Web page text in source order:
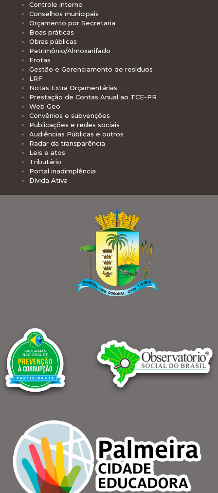
Controle interno
Conselhos municipais
Orçamento por Secretaria
Boas práticas
Obras públicas
Patrimônio/Almoxarifado
Frotas
Gestão e Gerenciamento de resíduos
LRF
Notas Extra Orçamentárias
Prestação de Contas Anual ao TCE-PR
Web Geo
Convênios e subvenções
Publicações e redes sociais
Audiências Públicas e outros
Radar da transparência
Leis e atos
Tributário
Portal inadimplência
Dívida Ativa